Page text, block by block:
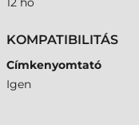
KOMPATIBILITÁS
Címkenyomtató
Igen